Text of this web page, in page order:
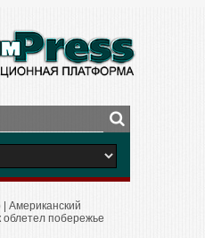
Американский
облетел побережье